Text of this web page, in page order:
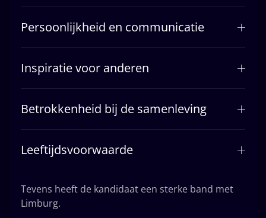
Persoonlijkheid en communicatie
Inspiratie voor anderen
Betrokkenheid bij de samenleving
Leeftijdsvoorwaarde
Tevens heeft de kandidaat een sterke band met
Limburg.